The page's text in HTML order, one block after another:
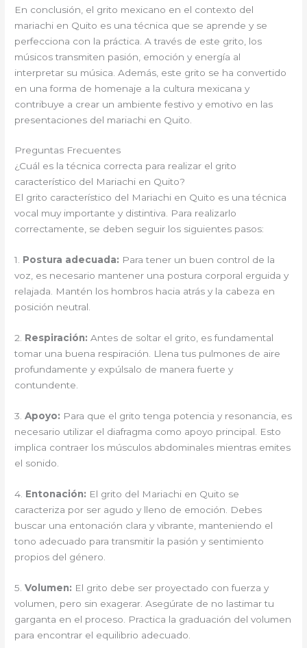
En conclusión, el grito mexicano en el contexto del
mariachi en Quito es una técnica que se aprende y se
perfecciona con la práctica. A través de este grito, los
músicos transmiten pasión, emoción y energía al
interpretar su música. Además, este grito se ha convertido
en una forma de homenaje a la cultura mexicana y
contribuye a crear un ambiente festivo y emotivo en las
presentaciones del mariachi en Quito.
Preguntas Frecuentes
¿Cuál es la técnica correcta para realizar el grito
característico del Mariachi en Quito?
El grito característico del Mariachi en Quito es una técnica
vocal muy importante y distintiva. Para realizarlo
correctamente, se deben seguir los siguientes pasos:
1. Postura adecuada: Para tener un buen control de la
voz, es necesario mantener una postura corporal erguida y
relajada. Mantén los hombros hacia atrás y la cabeza en
posición neutral.
2. Respiración: Antes de soltar el grito, es fundamental
tomar una buena respiración. Llena tus pulmones de aire
profundamente y expúlsalo de manera fuerte y
contundente.
3.Apoyo: Para que el grito tenga potencia y resonancia, es
necesario utilizar el diafragma como apoyo principal. Esto
implica contraer los músculos abdominales mientras emites
el sonido.
4. Entonación: El grito del Mariachi en Quito se
caracteriza por ser agudo y lleno de emoción. Debes
buscar una entonación clara y vibrante, manteniendo el
tono adecuado para transmitir la pasión y sentimiento
propios del género.
5.Volumen: El grito debe ser proyectado con fuerza y
volumen, pero sin exagerar. Asegúrate de no lastimar tu
garganta en el proceso. Practica la graduación del volumen
para encontrar el equilibrio adecuado.